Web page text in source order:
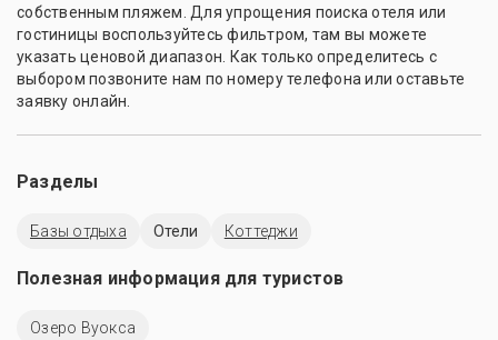
собственным пляжем. Для упрощения поиска отеля или
гостиницы воспользуйтесь фильтром, там вы можете
указать ценовой диапазон. Как только определитесь с
выбором позвоните нам по номеру телефона или оставьте
заявку онлайн.
Разделы
Базы отдыха Отели Коттеджи
Полезная информация для туристов
Озеро Вуокса